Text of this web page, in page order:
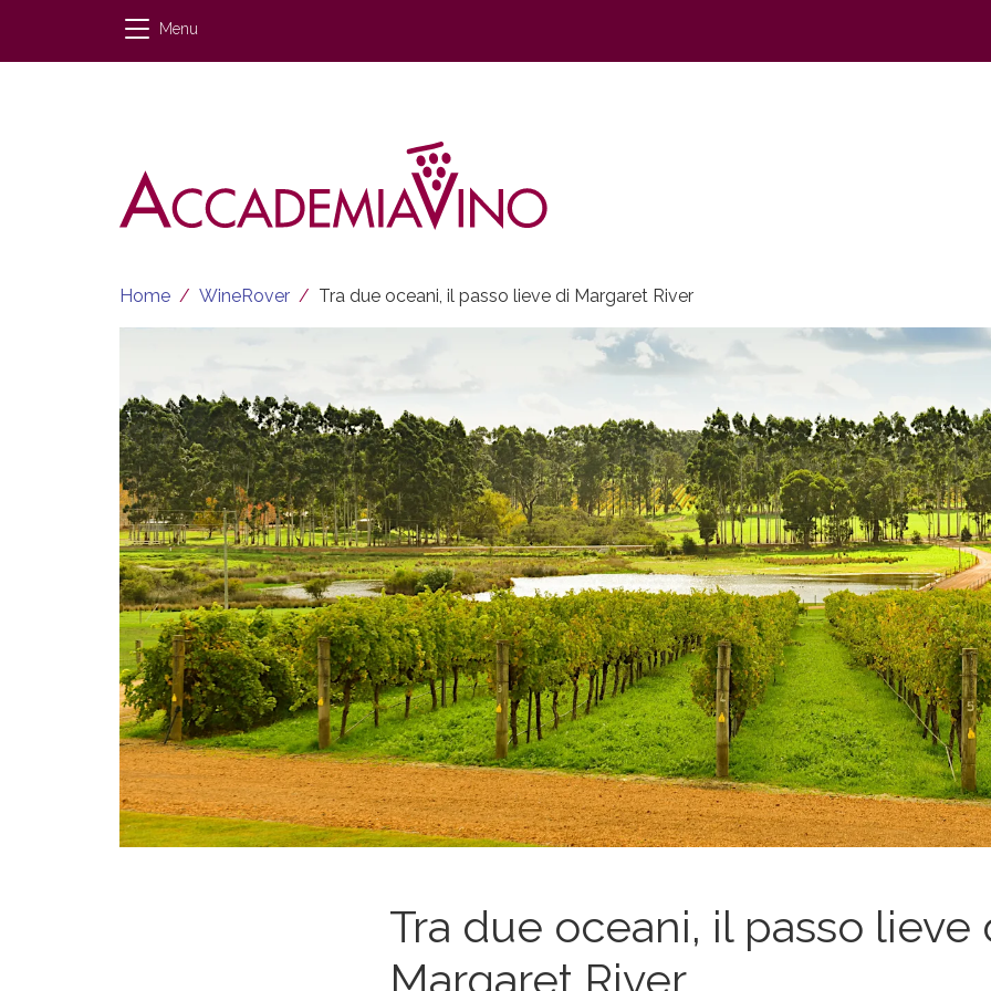
Menu
Briciole di pane
Home WineRover Tra due oceani, il passo lieve di Margaret River
Tra due oceani, il passo lieve
Margaret River